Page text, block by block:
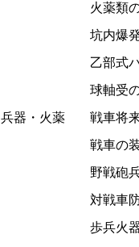
火薬類
坑内爆
乙部式
球軸受
兵器・火薬
戦車将
戦車の
野戦砲
対戦車
歩兵火